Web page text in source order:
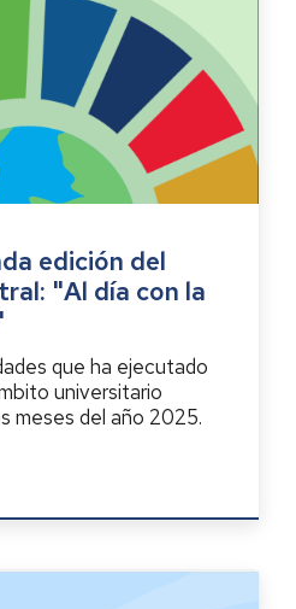
edición del
"Al día con la
que ha ejecutado
universitario
meses del año 2025.